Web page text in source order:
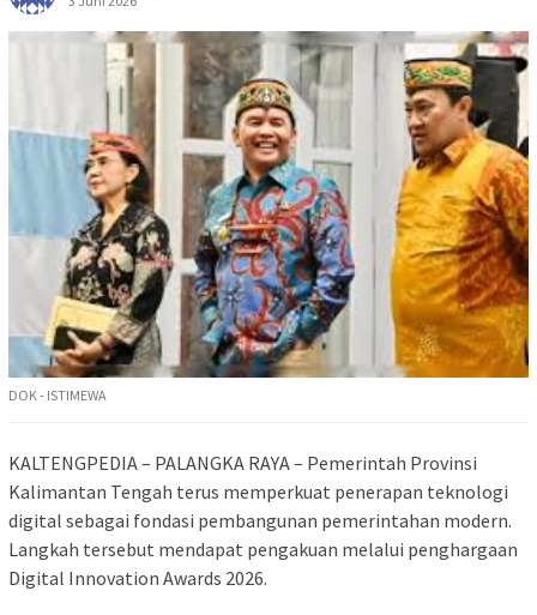
DOK - ISTIMEWA
KALTENGPEDIA – PALANGKA RAYA – Pemerintah Provinsi
Kalimantan Tengah terus memperkuat penerapan teknologi
digital sebagai fondasi pembangunan pemerintahan modern.
Langkah tersebut mendapat pengakuan melalui penghargaan
Digital Innovation Awards 2026.